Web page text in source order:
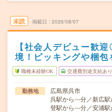
未読 掲載日 2026/08/07
【社会人デビュー歓
境！ピッキングや梱包
職種未経験OK 交通費別途支給あり
勤務地
広島県呉市
呉駅から---分／新広
登駅から---分／安浦